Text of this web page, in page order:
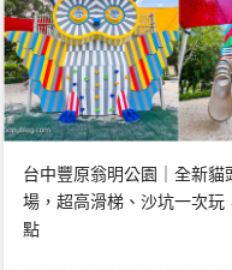
台中豐原翁明公園｜全新貓
場，超高滑梯、沙坑一次玩
點